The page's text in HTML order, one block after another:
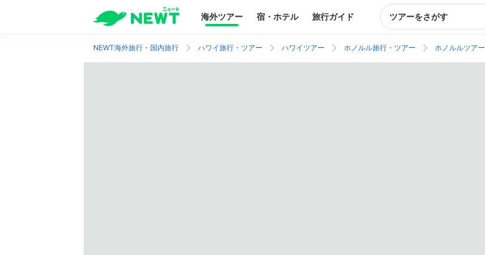
海外ツアー 宿・ホテル 旅行ガイド ツアーをさがす
NEWT海外旅行・国内旅行 ハワイ旅行・ツアー ハワイツアー ホノルル旅行・ツアー ホノルルツアー